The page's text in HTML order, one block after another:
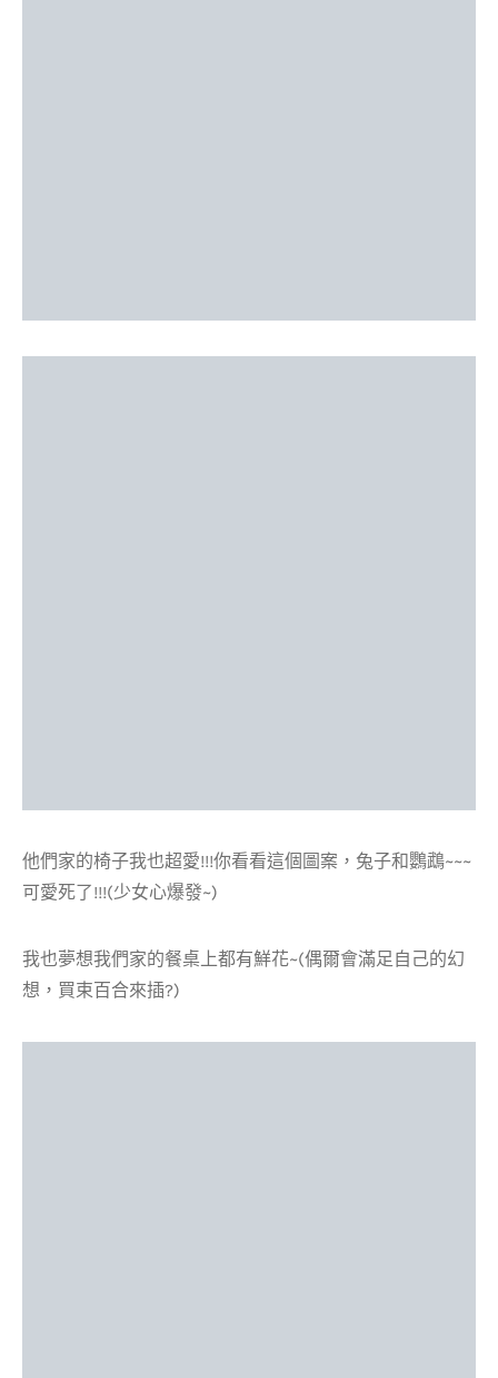
他們家的椅子我也超愛!!!你看看這個圖案，兔子和鸚鵡~~~
可愛死了!!!(少女心爆發~)
我也夢想我們家的餐桌上都有鮮花~(偶爾會滿足自己的幻
想，買束百合來插?)